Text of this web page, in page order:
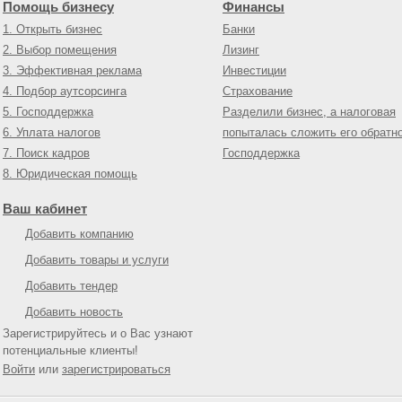
Помощь бизнесу
1. Открыть бизнес
2. Выбор помещения
3. Эффективная реклама
4. Подбор аутсорсинга
5. Господдержка
6. Уплата налогов
7. Поиск кадров
8. Юридическая помощь
Финансы
Банки
Лизинг
Инвестиции
Страхование
Разделили бизнес, а налоговая
попыталась сложить его
Господдержка
Ваш кабинет
Добавить компанию
Добавить товары и услуги
Добавить тендер
Добавить новость
Зарегистрируйтесь и о Вас узнают
потенциальные клиенты!
Войти или зарегистрироваться